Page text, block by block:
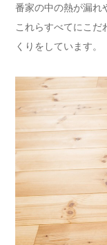
番家の中の熱が漏れ
これらすべてにこだ
くりをしています。